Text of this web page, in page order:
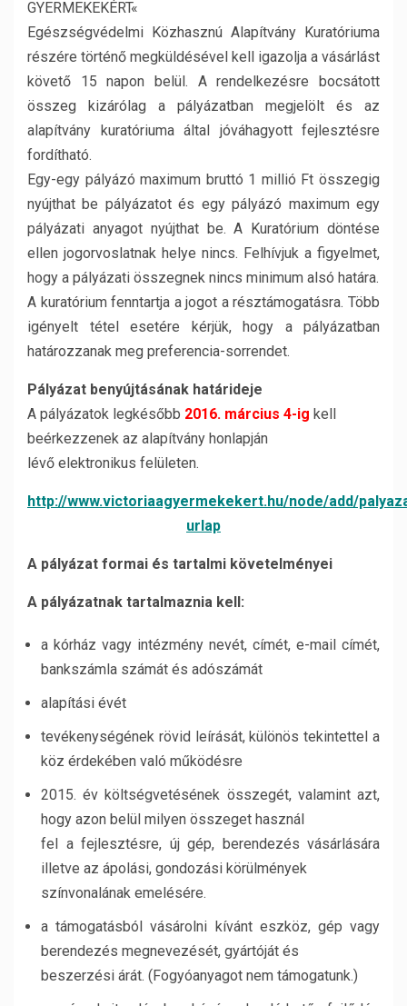
GYERMEKEKÉRT«
Egészségvédelmi Közhasznú Alapítvány Kuratóriuma
részére történő megküldésével kell igazolja a vásárlást
követő 15 napon belül. A rendelkezésre bocsátott
összeg kizárólag a pályázatban megjelölt és az
alapítvány kuratóriuma által jóváhagyott fejlesztésre
fordítható.
Egy-egy pályázó maximum bruttó 1 millió Ft összegig
nyújthat be pályázatot és egy pályázó maximum egy
pályázati anyagot nyújthat be. A Kuratórium döntése
ellen jogorvoslatnak helye nincs. Felhívjuk a figyelmet,
hogy a pályázati összegnek nincs minimum alsó határa.
A kuratórium fenntartja a jogot a résztámogatásra. Több
igényelt tétel esetére kérjük, hogy a pályázatban
határozzanak meg preferencia-sorrendet.
Pályázat benyújtásának határideje
A pályázatok legkésőbb 2016. március 4-ig kell
beérkezzenek az alapítvány honlapján
lévő elektronikus felületen.
http://www.victoriaagyermekekert.hu/node/add/
urlap
A pályázat formai és tartalmi követelményei
A pályázatnak tartalmaznia kell:
a kórház vagy intézmény nevét, címét, e-mail címét,
bankszámla számát és adószámát
alapítási évét
tevékenységének rövid leírását, különös tekintettel a
köz érdekében való működésre
2015. év költségvetésének összegét, valamint azt,
hogy azon belül milyen összeget használ
fel a fejlesztésre, új gép, berendezés vásárlására
illetve az ápolási, gondozási körülmények
színvonalának emelésére.
a támogatásból vásárolni kívánt eszköz, gép vagy
berendezés megnevezését, gyártóját és
beszerzési árát. (Fogyóanyagot nem támogatunk.)